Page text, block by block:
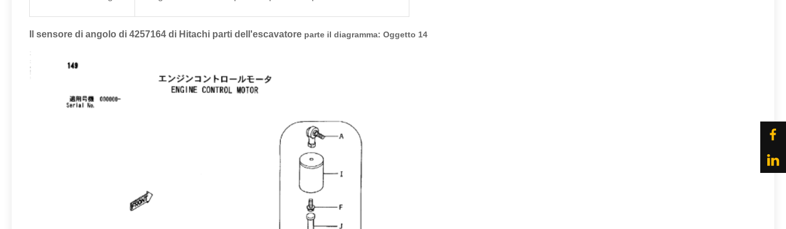
Il sensore di angolo di 4257164 di Hitachi parti dell'escavatore parte il diagramma: Oggetto 14